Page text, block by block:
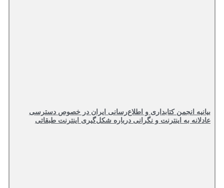
بیانیه انجمن کتابداری و اطلاع‌رسانی ایران در خصوص دسترسی
عادلانه به اینترنت و نگرانی درباره شکل‌گیری اینترنت طبقاتی